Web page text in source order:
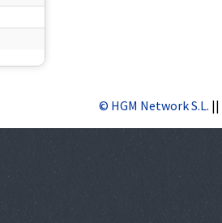
© HGM Network S.L. ||